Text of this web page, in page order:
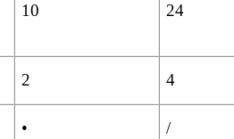
10 24
2 4
• /